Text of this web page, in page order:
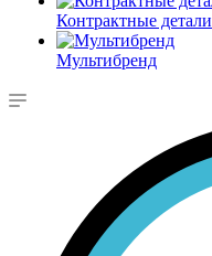
Контрактные детали
Мультибренд